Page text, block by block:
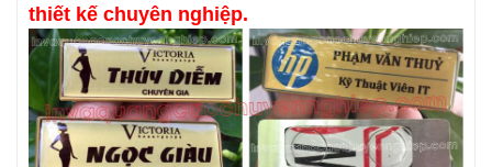
thiết kế chuyên nghiệp.